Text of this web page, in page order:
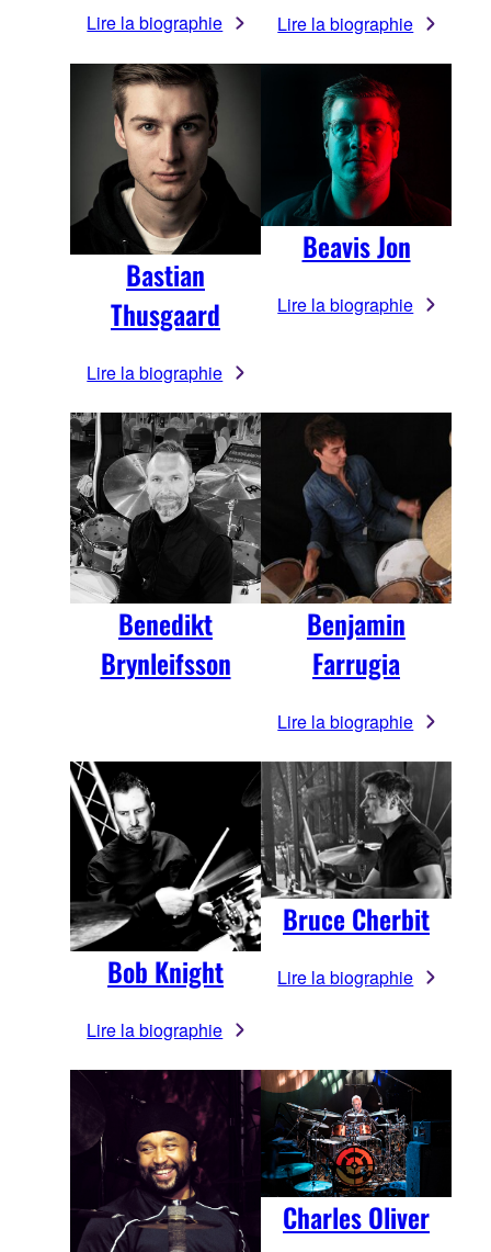
Lire la biographie Lire la biographie
Bastian
Thusgaard
Lire la biographie
Beavis Jon
Lire la biographie
Benedikt
Brynleifsson
Benjamin
Farrugia
Lire la biographie
Bob Knight
Lire la biographie
Bruce Cherbit
Lire la biographie
Charles Oliver